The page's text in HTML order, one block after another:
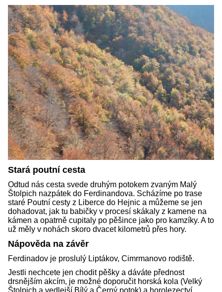
Stará poutní cesta
Odtud nás cesta svede druhým potokem zvaným Malý
Štolpich nazpátek do Ferdinandova. Scházíme po trase
staré Poutní cesty z Liberce do Hejnic a můžeme se jen
dohadovat, jak tu babičky v procesí skákaly z kamene na
kámen a opatrně cupitaly po pěšince jako pro kamzíky. A to
už měly v nohách skoro dvacet kilometrů přes hory.
Nápověda na závěr
Ferdinadov je proslulý Liptákov, Cimrmanovo rodiště.
Jestli nechcete jen chodit pěšky a dáváte přednost
drsnějším akcím, je možné doporučit horská kola (Velký
Štolpich a vedlejší Bílý a Černý potok) a horolezectví